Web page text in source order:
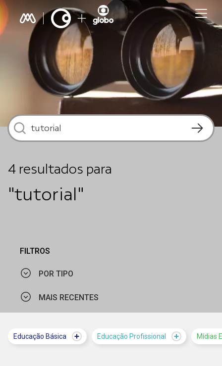
4 resultados para
"tutorial"
FILTROS
POR TIPO
MAIS RECENTES
Educação Básica Educação Profissional Mídias